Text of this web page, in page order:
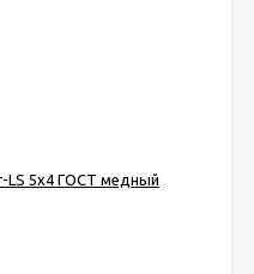
LS 5х4 ГОСТ медный